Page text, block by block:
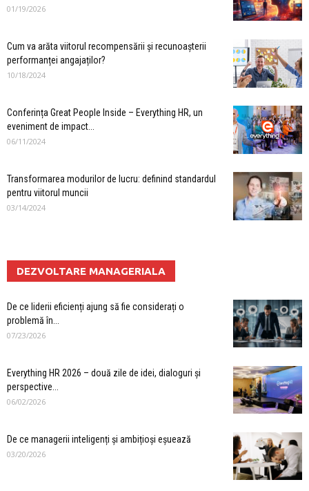
01/19/2026
Cum va arăta viitorul recompensării și recunoașterii
performanței angajaților?
10/18/2024
Conferința Great People Inside – Everything HR, un
eveniment de impact...
06/11/2024
Transformarea modurilor de lucru: definind standardul
pentru viitorul muncii
03/14/2024
DEZVOLTARE MANAGERIALA
De ce liderii eficienți ajung să fie considerați o
problemă în...
07/23/2026
Everything HR 2026 – două zile de idei, dialoguri și
perspective...
06/02/2026
De ce managerii inteligenți și ambițioși eșuează
03/20/2026